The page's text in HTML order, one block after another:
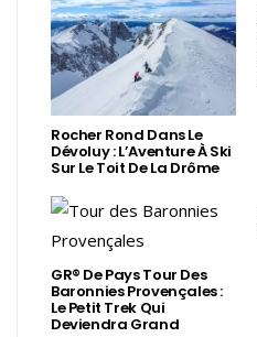
Rocher Rond Dans Le
Dévoluy : L’Aventure À Ski
Sur Le Toit De La Drôme
GR® De Pays Tour Des
Baronnies Provençales :
Le Petit Trek Qui
Deviendra Grand